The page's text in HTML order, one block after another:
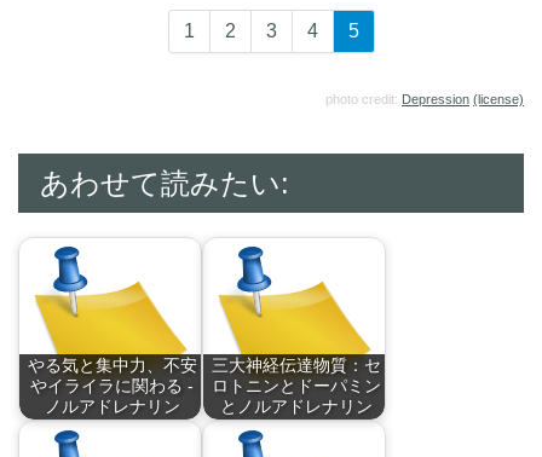
1 2 3 4 5
photo credit: Depression (license)
あわせて読みたい:
やる気と集中力、不安
やイライラに関わる -
ノルアドレナリン
ノルアドレナリン
三大神経伝達物質：セ
ロトニンとドーパミン
とノルアドレナリン
セロトニンとドーパ